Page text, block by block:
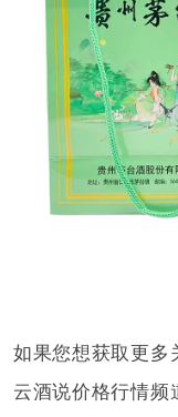
如果您想获取更多
云酒说价格行情